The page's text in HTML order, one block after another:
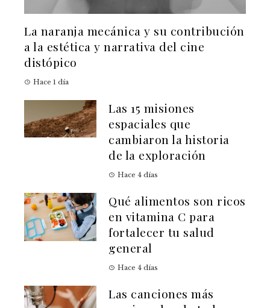
La naranja mecánica y su contribución
a la estética y narrativa del cine
distópico
Hace 1 día
Las 15 misiones
espaciales que
cambiaron la historia
de la exploración
Hace 4 días
Qué alimentos son ricos
en vitamina C para
fortalecer tu salud
general
Hace 4 días
Las canciones más